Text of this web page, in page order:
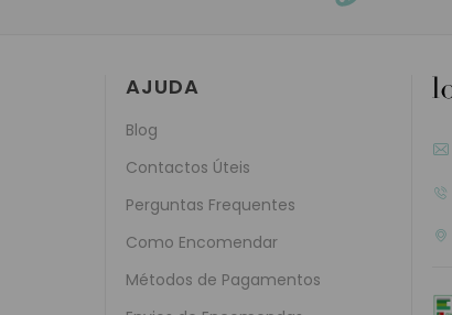
AJUDA
Blog
Contactos Úteis
Perguntas Frequentes
Como Encomendar
Métodos de Pagamentos